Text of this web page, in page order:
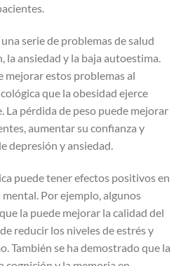
serie de problemas de salud
la ansiedad y la baja autoestima.
mejorar estos problemas al
que la obesidad ejerce
La pérdida de peso puede mejorar
aumentar su confianza y
depresión y ansiedad.
puede tener efectos positivos en
Por ejemplo, algunos
la puede mejorar la calidad del
reducir los niveles de estrés y
También se ha demostrado que la